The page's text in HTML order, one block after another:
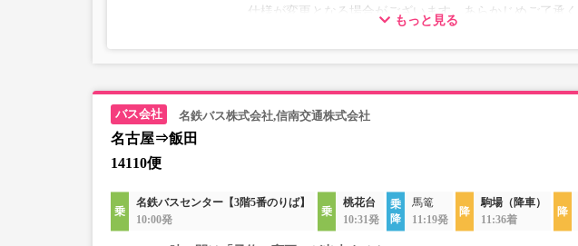
仕様が変更となる場合がございます。あらかじめご了承く
もっと見る
名鉄バス株式会社,信南交通株式会社
名古屋⇒飯田
14110便
名鉄バスセンター【3階5番のりば】
10:00発
桃花台
10:31発
馬篭
11:19発
駒場（降車）
11:36着